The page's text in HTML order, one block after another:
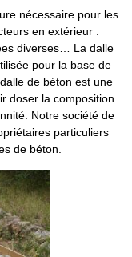
nécessaire pour les
en extérieur :
diverses… La dalle
pour la base de
de béton est une
doser la composition
Notre société de
particuliers
de béton.